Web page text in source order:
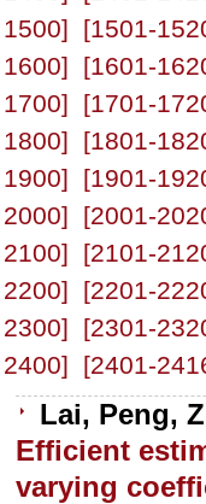
1500]
[1501-
1600]
[1601-
1700]
[1701-
1800]
[1801-
1900]
[1901-
2000]
[2001-
2100]
[2101-
2200]
[2201-
2300]
[2301-
2400]
[2401-
Lai, Peng,
Efficient
varying